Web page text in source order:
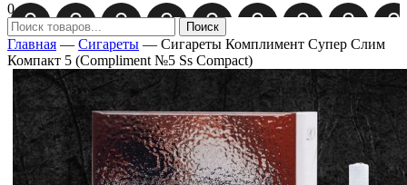
0
Поиск
Главная — Сигареты — Сигареты Комплимент Супер Слим
Компакт 5 (Compliment №5 Ss Compact)